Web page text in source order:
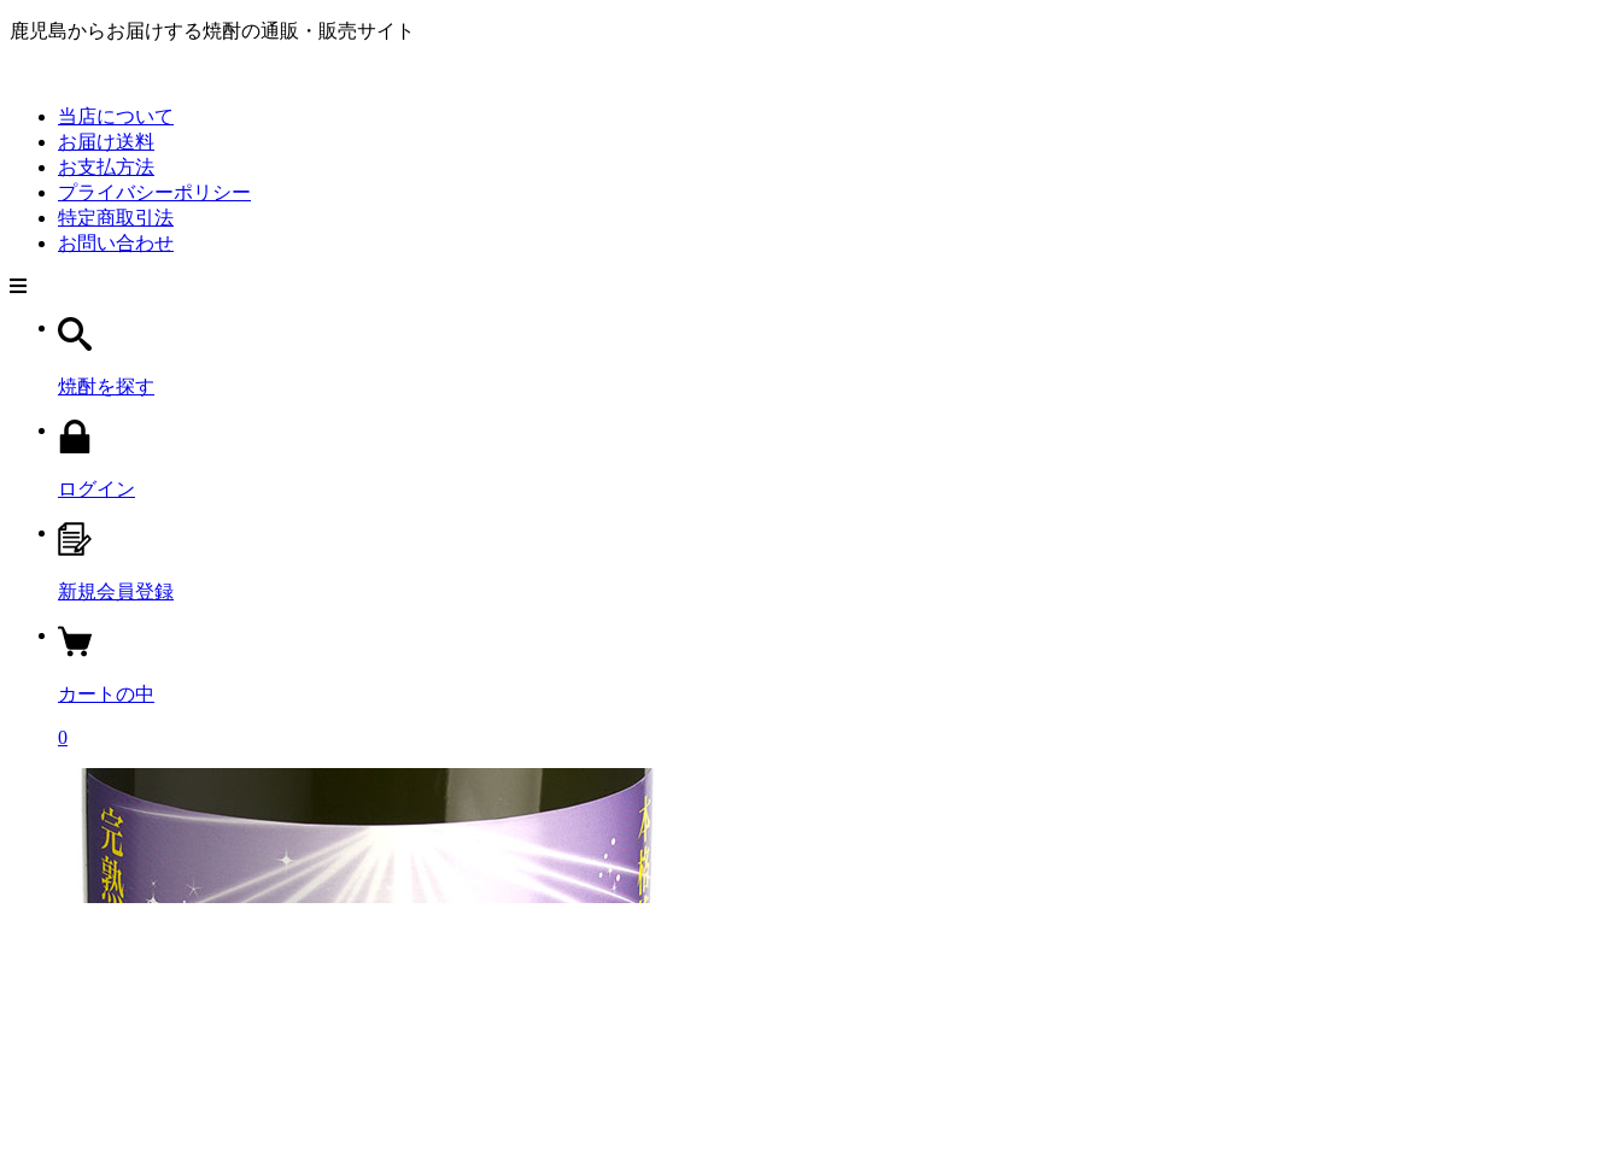
鹿児島からお届けする焼酎の通販・販売サイト
当店について
お届け送料
お支払方法
プライバシーポリシー
特定商取引法
お問い合わせ
焼酎を探す
ログイン
新規会員登録
カートの中
0